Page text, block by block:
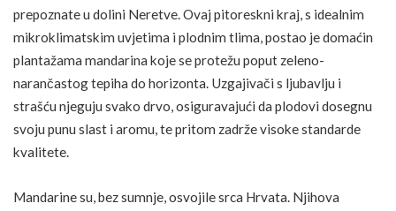
prepoznate u dolini Neretve. Ovaj pitoreskni kraj, s idealnim
mikroklimatskim uvjetima i plodnim tlima, postao je domaćin
plantažama mandarina koje se protežu poput zeleno-
narančastog tepiha do horizonta. Uzgajivači s ljubavlju i
strašću njeguju svako drvo, osiguravajući da plodovi dosegnu
svoju punu slast i aromu, te pritom zadrže visoke standarde
kvalitete.
Mandarine su, bez sumnje, osvojile srca Hrvata. Njihova